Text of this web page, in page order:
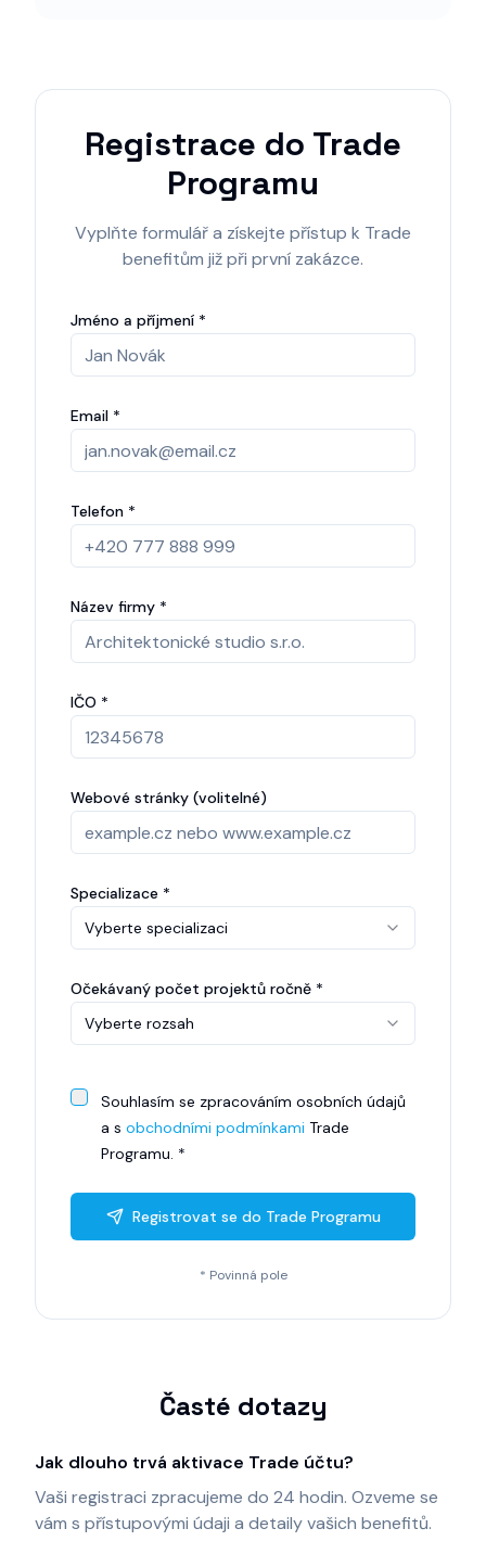
Registrace do Trade
Programu
Vyplňte formulář a získejte přístup k Trade
benefitům již při první zakázce.
Jméno a příjmení *
Email *
Telefon *
Název firmy *
IČO *
Webové stránky (volitelné)
Specializace *
Vyberte specializaci
Očekávaný počet projektů ročně *
Vyberte rozsah
Souhlasím se zpracováním osobních údajů
a s obchodními podmínkami Trade
Programu. *
Registrovat se do Trade Programu
* Povinná pole
Časté dotazy
Jak dlouho trvá aktivace Trade účtu?
Vaši registraci zpracujeme do 24 hodin. Ozveme se
vám s přístupovými údaji a detaily vašich benefitů.